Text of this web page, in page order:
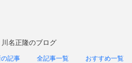
川名正隆のブログ
記事 全記事一覧 おすすめ一覧